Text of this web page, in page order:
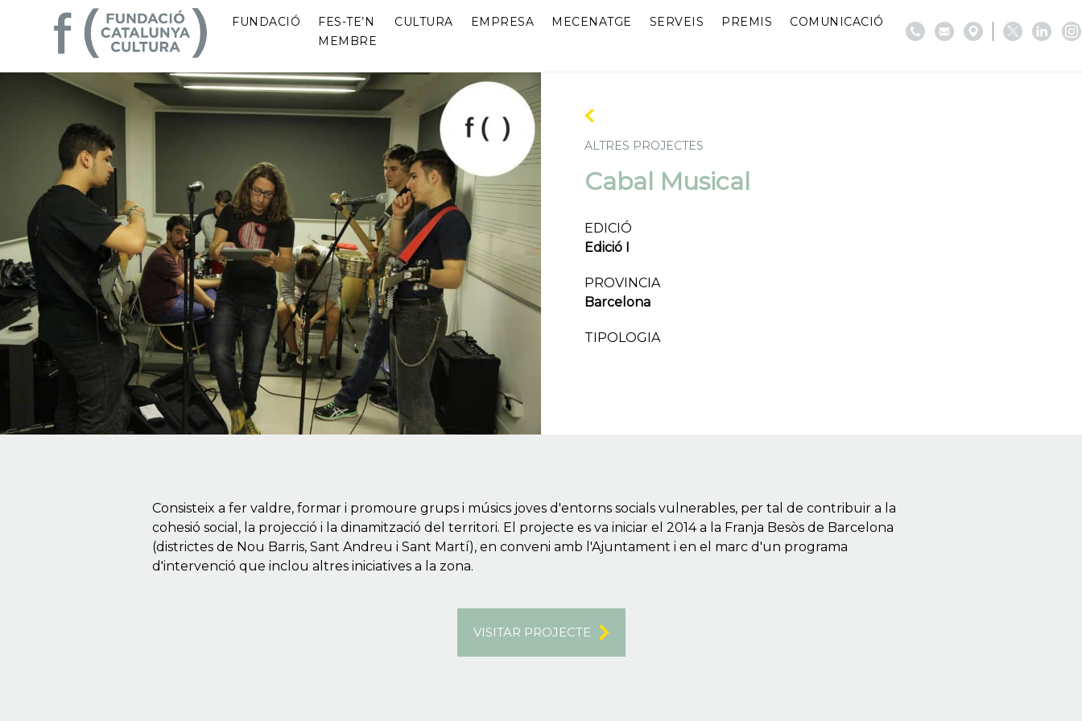
FUNDACIÓ
FES-TE’N
MEMBRE
CULTURA EMPRESA MECENATGE SERVEIS PREMIS COMUNICACIÓ
ALTRES PROJECTES
Cabal Musical
EDICIÓ
Edició I
PROVINCIA
Barcelona
TIPOLOGIA
Consisteix a fer valdre, formar i promoure grups i músics joves d'entorns socials vulnerables, per tal de contribuir a la
cohesió social, la projecció i la dinamització del territori. El projecte es va iniciar el 2014 a la Franja Besòs de Barcelona
(districtes de Nou Barris, Sant Andreu i Sant Martí), en conveni amb l'Ajuntament i en el marc d'un programa
d'intervenció que inclou altres iniciatives a la zona.
VISITAR PROJECTE